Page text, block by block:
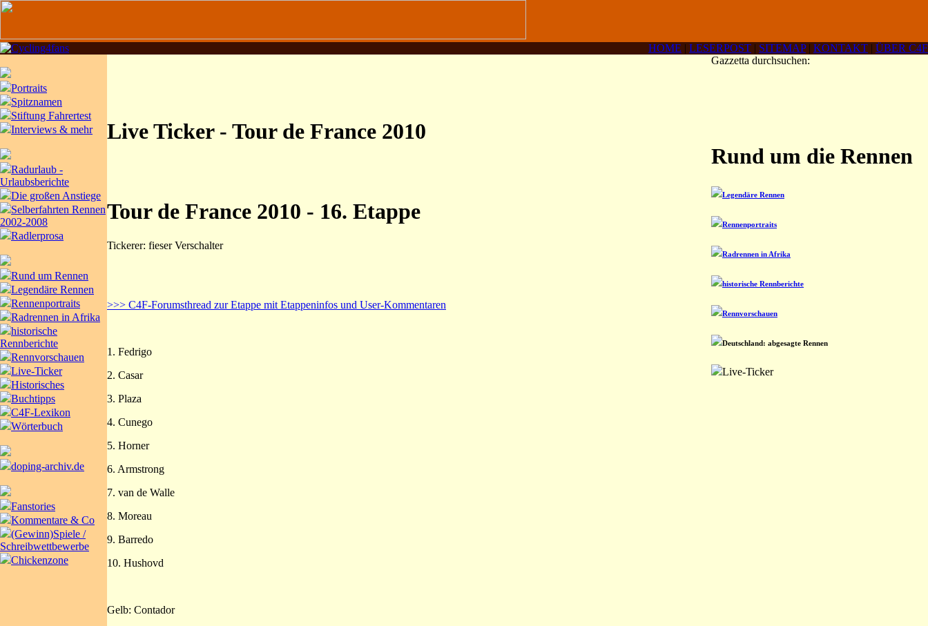
HOME | LESERPOST | SITEMAP| KONTAKT | ÜBER C4F
Portraits
Spitznamen
Stiftung Fahrertest
Interviews & mehr
Radurlaub -
Urlaubsberichte
Die großen Anstiege
Selberfahrten Rennen
2002-2008
Radlerprosa
Rund um Rennen
Legendäre Rennen
Rennenportraits
Radrennen in Afrika
historische
Rennberichte
Rennvorschauen
Live-Ticker
Historisches
Buchtipps
C4F-Lexikon
Wörterbuch
doping-archiv.de
Fanstories
Kommentare & Co
(Gewinn)Spiele /
Schreibwettbewerbe
Chickenzone
Live Ticker - Tour de France 2010
Tour de France 2010 - 16. Etappe
Tickerer: fieser Verschalter
>>> C4F-Forumsthread zur Etappe mit Etappeninfos und User-Kommentaren
1. Fedrigo
2. Casar
3. Plaza
4. Cunego
5. Horner
6. Armstrong
7. van de Walle
8. Moreau
9. Barredo
10. Hushovd
Gelb: Contador
Gazzetta durchsuchen:
Rund um die Rennen
Legendäre Rennen
Rennenportraits
Radrennen in Afrika
historische Rennberichte
Rennvorschauen
Deutschland: abgesagte Rennen
Live-Ticker